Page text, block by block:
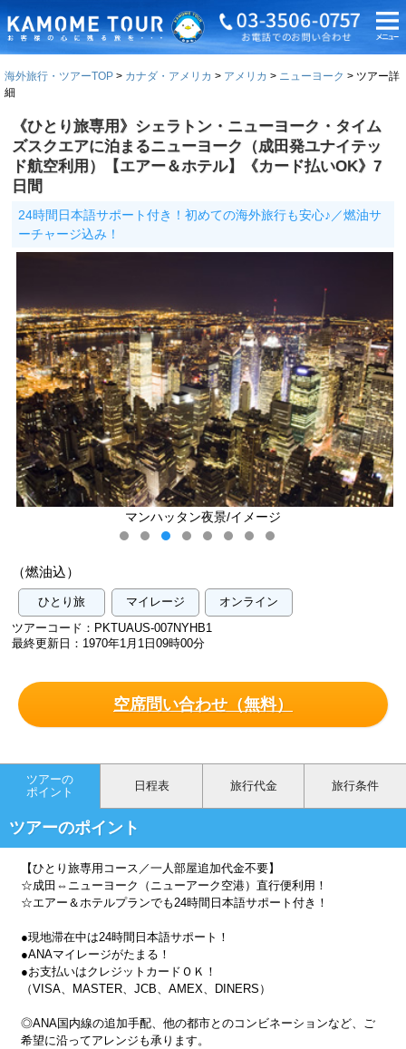
海外旅行・ツアーTOP カナダ・アメリカ アメリカ ニューヨーク
ツアー詳
細
《ひとり旅専用》シェラトン・ニューヨーク・タイム
ズスクエアに泊まるニューヨーク（成田発ユナイテッ
ド航空利用）【エアー＆ホテル】《カード払いOK》7
日間
24時間日本語サポート付き！初めての海外旅行も安心♪／燃油サ
ーチャージ込み！
マンハッタン夜景/イメージ
（燃油込）
ひとり旅 マイレージ
オンライン
ツアーコード：PKTUAUS-007NYHB1
最終更新日：1970年1月1日09時00分
空席問い合わせ（無料）
ツアーの
ポイント
日程表 旅行代金 旅行条件
ツアーのポイント
【ひとり旅専用コース／一人部屋追加代金不要】
☆成田⇔ニューヨーク（ニューアーク空港）直行便利用！
☆エアー＆ホテルプランでも24時間日本語サポート付き！
●現地滞在中は24時間日本語サポート！
●ANAマイレージがたまる！
●お支払いはクレジットカードＯＫ！
（VISA、MASTER、JCB、AMEX、DINERS）
◎ANA国内線の追加手配、他の都市とのコンビネーションなど、ご
希望に沿ってアレンジも承ります。